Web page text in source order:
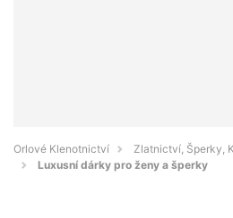
Orlové Klenotnictví
Zlatnictví, Šperky,
Luxusní dárky pro ženy a šperky